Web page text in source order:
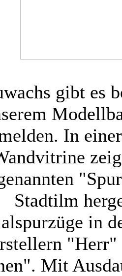
gibt es
In
Stadtilm
in
Mit